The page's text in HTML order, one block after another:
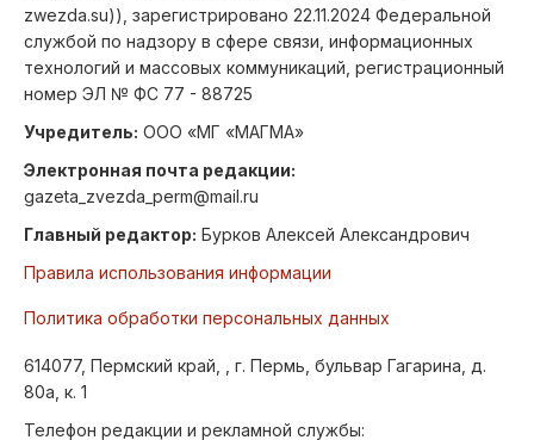
zwezda.su)), зарегистрировано 22.11.2024 Федеральной
службой по надзору в сфере связи, информационных
технологий и массовых коммуникаций, регистрационный
номер ЭЛ № ФС 77 - 88725
Учредитель: ООО «МГ «МАГМА»
Электронная почта редакции:
gazeta_zvezda_perm@mail.ru
Главный редактор: Бурков Алексей Александрович
Правила использования информации
Политика обработки персональных данных
614077, Пермский край, , г. Пермь, бульвар Гагарина, д.
80а, к. 1
Телефон редакции и рекламной службы: